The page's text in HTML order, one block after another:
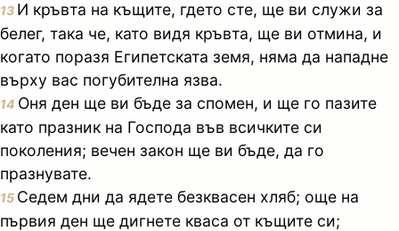
13 И кръвта на къщите, гдето сте, ще ви служи за
белег, така че, като видя кръвта, ще ви отмина, и
когато поразя Египетската земя, няма да нападне
върху вас погубителна язва.
14 Оня ден ще ви бъде за спомен, и ще го пазите
като празник на Господа във всичките си
поколения; вечен закон ще ви бъде, да го
празнувате.
15 Седем дни да ядете безквасен хляб; още на
първия ден ще дигнете кваса от къщите си;